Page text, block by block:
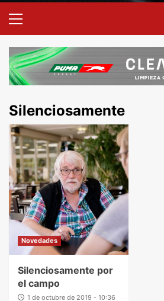
Silenciosamente
Novedades
Silenciosamente por
el campo
1 de octubre de 2019 - 10:36